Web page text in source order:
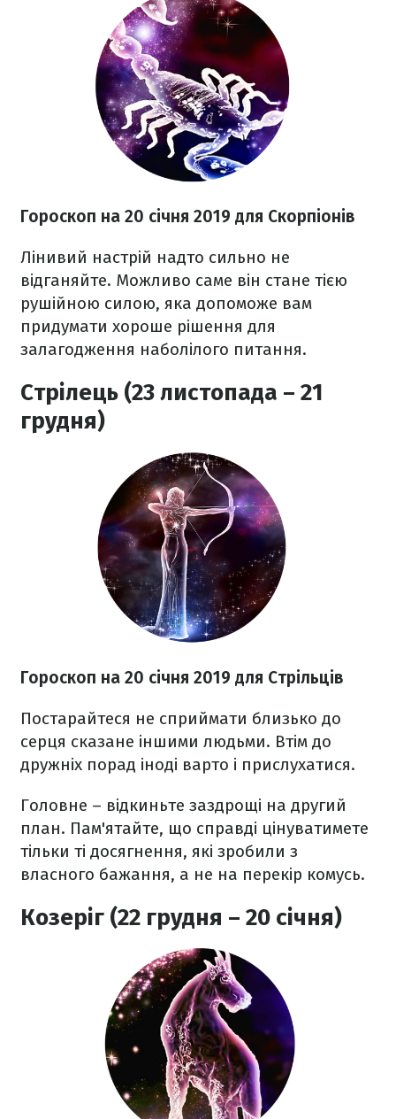
Гороскоп на 20 січня 2019 для Скорпіонів
Лінивий настрій надто сильно не
відганяйте. Можливо саме він стане тією
рушійною силою, яка допоможе вам
придумати хороше рішення для
залагодження наболілого питання.
Стрілець (23 листопада – 21
грудня)
Гороскоп на 20 січня 2019 для Стрільців
Постарайтеся не сприймати близько до
серця сказане іншими людьми. Втім до
дружніх порад іноді варто і прислухатися.
Головне – відкиньте заздрощі на другий
план. Пам'ятайте, що справді цінуватимете
тільки ті досягнення, які зробили з
власного бажання, а не на перекір комусь.
Козеріг (22 грудня – 20 січня)